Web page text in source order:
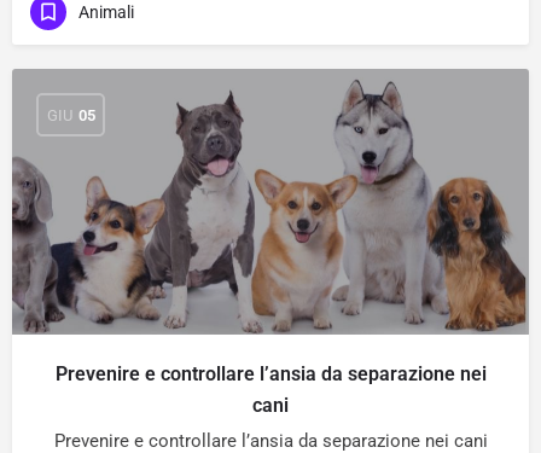
Animali
GIU 05
Prevenire e controllare l’ansia da separazione nei
cani
Prevenire e controllare l’ansia da separazione nei cani